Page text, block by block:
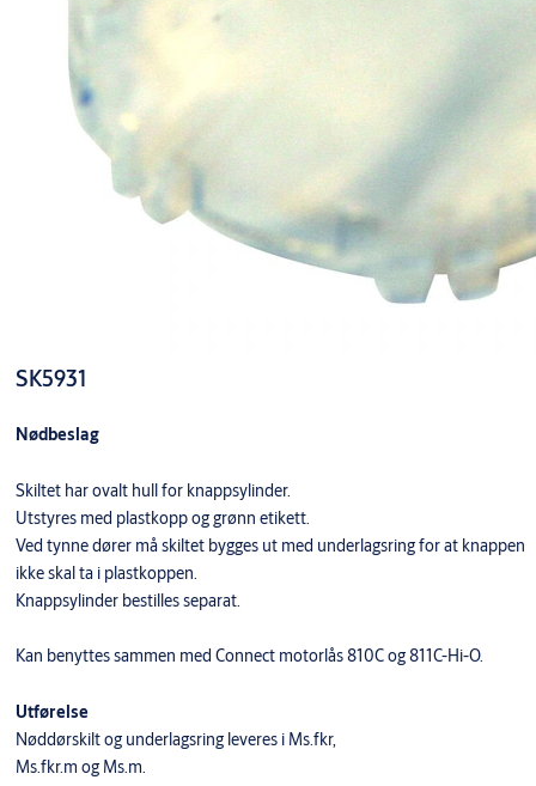
SK5931
Nødbeslag
Skiltet har ovalt hull for knappsylinder.
Utstyres med plastkopp og grønn etikett.
Ved tynne dører må skiltet bygges ut med underlagsring for at knappen
ikke skal ta i plastkoppen.
Knappsylinder bestilles separat.
Kan benyttes sammen med Connect motorlås 810C og 811C-Hi-O.
Utførelse
Nøddørskilt og underlagsring leveres i Ms.fkr,
Ms.fkr.m og Ms.m.